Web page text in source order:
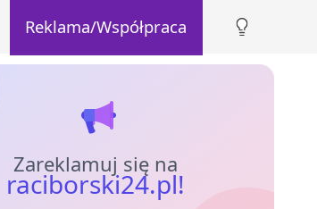
Reklama/Współpraca
Zareklamuj się na
raciborski24.pl!